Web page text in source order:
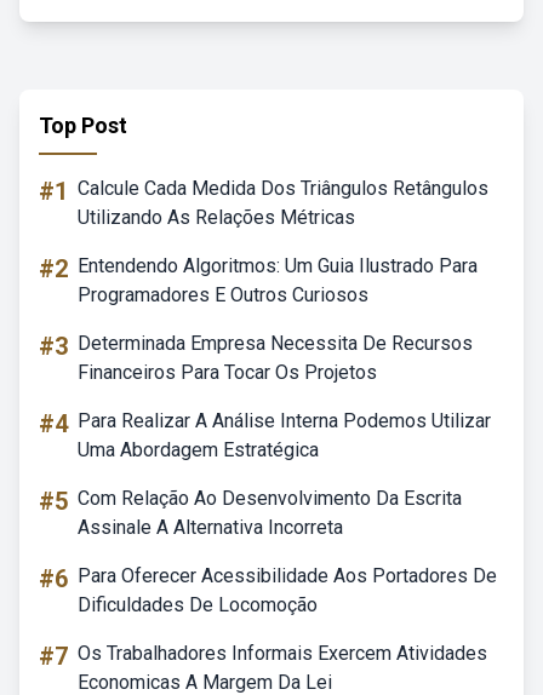
Top Post
#1 Calcule Cada Medida Dos Triângulos Retângulos
Utilizando As Relações Métricas
#2 Entendendo Algoritmos: Um Guia Ilustrado Para
Programadores E Outros Curiosos
#3 Determinada Empresa Necessita De Recursos
Financeiros Para Tocar Os Projetos
#4 Para Realizar A Análise Interna Podemos Utilizar
Uma Abordagem Estratégica
#5 Com Relação Ao Desenvolvimento Da Escrita
Assinale A Alternativa Incorreta
#6 Para Oferecer Acessibilidade Aos Portadores De
Dificuldades De Locomoção
#7 Os Trabalhadores Informais Exercem Atividades
Economicas A Margem Da Lei